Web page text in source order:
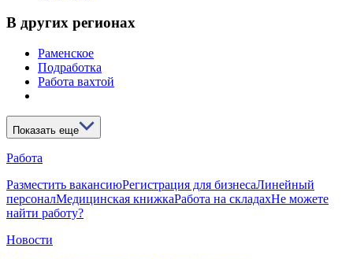
В других регионах
Раменское
Подработка
Работа вахтой
Показать еще
Работа
Разместить вакансиюРегистрация для бизнесаЛинейный
персоналМедицинская книжкаРабота на складахНе можете
найти работу?
Новости